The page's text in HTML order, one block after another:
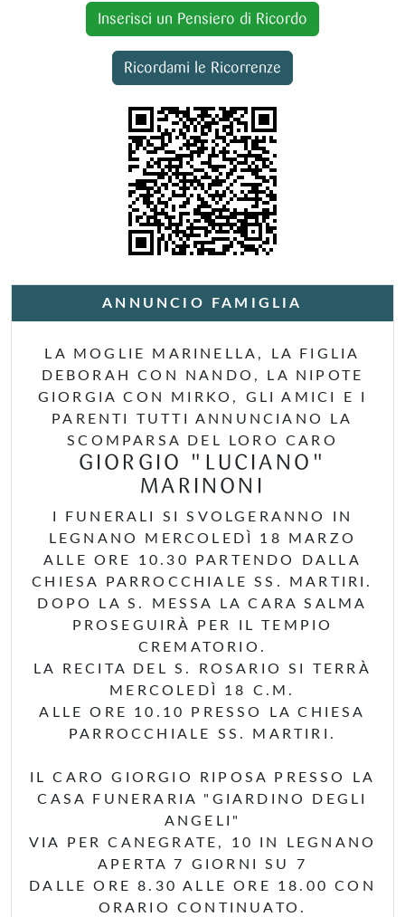
Inserisci un Pensiero di Ricordo
Ricordami le Ricorrenze
ANNUNCIO FAMIGLIA
LA MOGLIE MARINELLA, LA FIGLIA
DEBORAH CON NANDO, LA NIPOTE
GIORGIA CON MIRKO, GLI AMICI E I
PARENTI TUTTI ANNUNCIANO LA
SCOMPARSA DEL LORO CARO
GIORGIO "LUCIANO"
MARINONI
I FUNERALI SI SVOLGERANNO IN
LEGNANO MERCOLEDÌ 18 MARZO
ALLE ORE 10.30 PARTENDO DALLA
CHIESA PARROCCHIALE SS. MARTIRI.
DOPO LA S. MESSA LA CARA SALMA
PROSEGUIRÀ PER IL TEMPIO
CREMATORIO.
LA RECITA DEL S. ROSARIO SI TERRÀ
MERCOLEDÌ 18 C.M.
ALLE ORE 10.10 PRESSO LA CHIESA
PARROCCHIALE SS. MARTIRI.
IL CARO GIORGIO RIPOSA PRESSO LA
CASA FUNERARIA "GIARDINO DEGLI
ANGELI"
VIA PER CANEGRATE, 10 IN LEGNANO
APERTA 7 GIORNI SU 7
DALLE ORE 8.30 ALLE ORE 18.00 CON
ORARIO CONTINUATO.